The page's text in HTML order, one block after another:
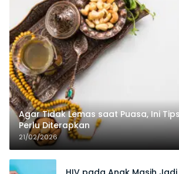
Agar Tidak Lemas saat Puasa, Ini
Perlu Diterapkan
21/02/2026